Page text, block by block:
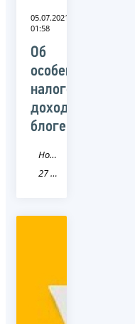
05.07.2021
01:58
Об
особенностях
налогообложение
доходов
блогеров
Новость
27 Хабаровский край